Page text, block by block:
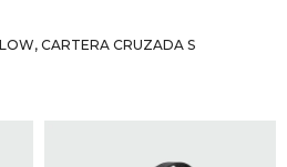
CARTERA CRUZADA S